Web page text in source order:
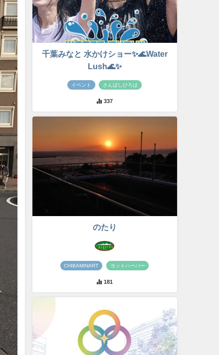
千葉みなと 水かけショー✨🌊Water
Lush🌊✨
イベント さんばしひろば
337
のたり
CHIBAMINART ヨットハーバー
181